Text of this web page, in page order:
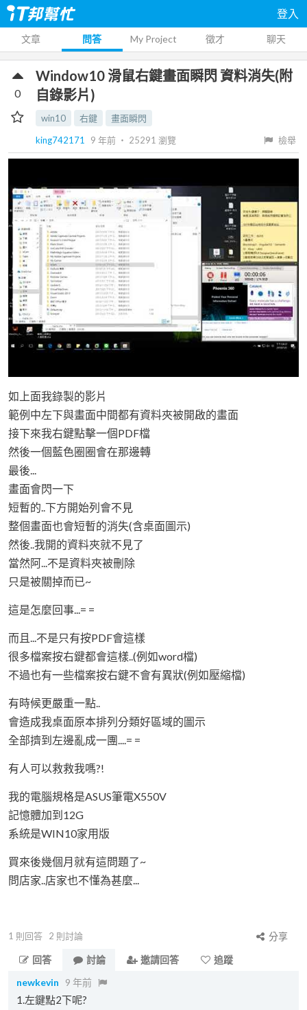
登入
文章 問答 My Project 徵才 聊天
Window10 滑鼠右鍵畫面瞬閃 資料消失(附
自錄影片)
win10 右鍵
畫面瞬閃
king742171
9 年前 ‧ 25291 瀏覽 檢舉
0
如上面我錄製的影片
範例中左下與畫面中間都有資料夾被開啟的畫面
接下來我右鍵點擊一個PDF檔
然後一個藍色圈圈會在那邊轉
最後...
畫面會閃一下
短暫的..下方開始列會不見
整個畫面也會短暫的消失(含桌面圖示)
然後..我開的資料夾就不見了
當然阿...不是資料夾被刪除
只是被關掉而已~
這是怎麼回事...= =
而且...不是只有按PDF會這樣
很多檔案按右鍵都會這樣..(例如word檔)
不過也有一些檔案按右鍵不會有異狀(例如壓縮檔)
有時候更嚴重一點..
會造成我桌面原本排列分類好區域的圖示
全部擠到左邊亂成一團....= =
有人可以救救我嗎?!
我的電腦規格是ASUS筆電X550V
記憶體加到12G
系統是WIN10家用版
買來後幾個月就有這問題了~
問店家..店家也不懂為甚麼...
1 則回答 2 則討論
分享
回答
討論 邀請回答
追蹤
newkevin
9 年前
1.左鍵點2下呢?